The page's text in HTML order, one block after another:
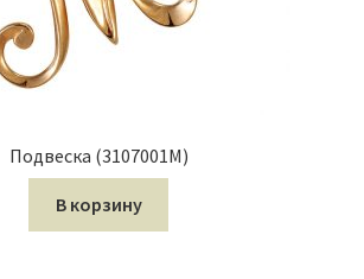
Подвеска (3107001М)
В корзину